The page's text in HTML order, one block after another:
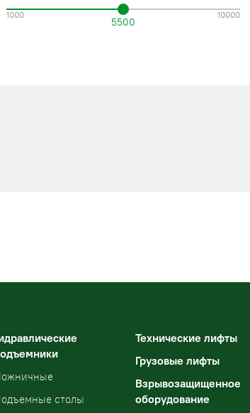
5500
1000 10000
столы
Технические лифты
Грузовые лифты
Взрывозащищенное
оборудование